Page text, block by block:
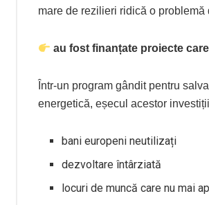
mare de rezilieri ridică o problemă
au fost finanțate proiecte
Într-un program gândit pentru
energetică, eșecul acestor
bani europeni neutilizați
dezvoltare întârziată
locuri de muncă care nu mai